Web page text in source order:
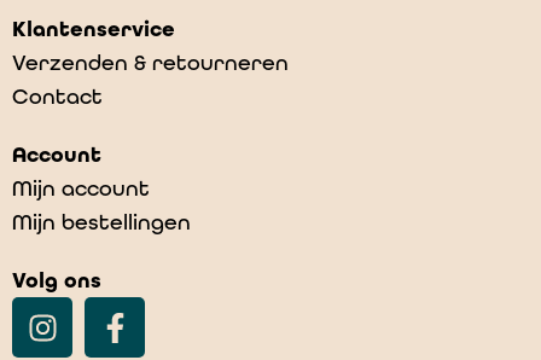
€7,00
Klantenservice
Verzenden & retourneren
Contact
Account
Mijn account
Mijn bestellingen
Volg ons